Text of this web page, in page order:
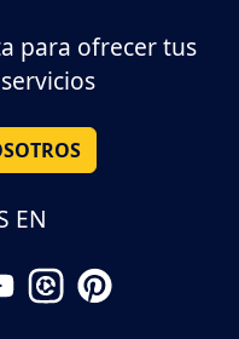
para ofrecer tus
EN